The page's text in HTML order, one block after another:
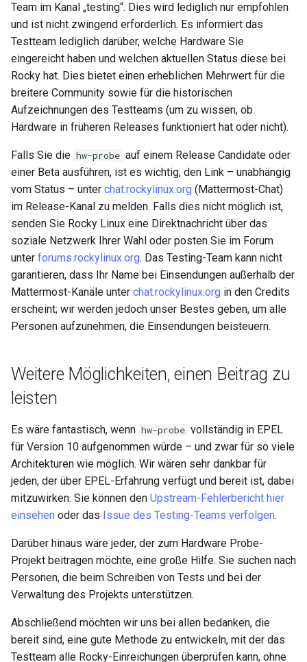
Team im Kanal „testing“. Dies wird lediglich nur empfohlen
und ist nicht zwingend erforderlich. Es informiert das
Testteam lediglich darüber, welche Hardware Sie
eingereicht haben und welchen aktuellen Status diese bei
Rocky hat. Dies bietet einen erheblichen Mehrwert für die
breitere Community sowie für die historischen
Aufzeichnungen des Testteams (um zu wissen, ob
Hardware in früheren Releases funktioniert hat oder nicht).
Falls Sie die hw-probe auf einem Release Candidate oder
einer Beta ausführen, ist es wichtig, den Link – unabhängig
vom Status – unter chat.rockylinux.org (Mattermost-Chat)
im Release-Kanal zu melden. Falls dies nicht möglich ist,
senden Sie Rocky Linux eine Direktnachricht über das
soziale Netzwerk Ihrer Wahl oder posten Sie im Forum
unter forums.rockylinux.org. Das Testing-Team kann nicht
garantieren, dass Ihr Name bei Einsendungen außerhalb der
Mattermost-Kanäle unter chat.rockylinux.org in den Credits
erscheint; wir werden jedoch unser Bestes geben, um alle
Personen aufzunehmen, die Einsendungen beisteuern.
Weitere Möglichkeiten, einen Beitrag zu
leisten
Es wäre fantastisch, wenn hw-probe vollständig in EPEL
für Version 10 aufgenommen würde – und zwar für so viele
Architekturen wie möglich. Wir wären sehr dankbar für
jeden, der über EPEL-Erfahrung verfügt und bereit ist, dabei
mitzuwirken. Sie können den Upstream-Fehlerbericht hier
einsehen oder das Issue des Testing-Teams verfolgen.
Darüber hinaus wäre jeder, der zum Hardware Probe-
Projekt beitragen möchte, eine große Hilfe. Sie suchen nach
Personen, die beim Schreiben von Tests und bei der
Verwaltung des Projekts unterstützen.
Abschließend möchten wir uns bei allen bedanken, die
bereit sind, eine gute Methode zu entwickeln, mit der das
Testteam alle Rocky-Einreichungen überprüfen kann, ohne